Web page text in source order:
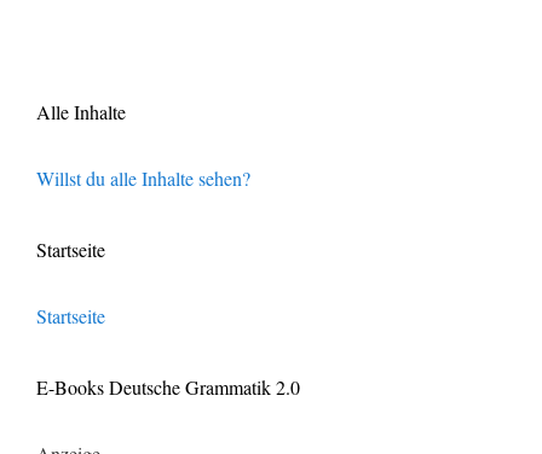
Alle Inhalte
Willst du alle Inhalte sehen?
Startseite
Startseite
E-Books Deutsche Grammatik 2.0